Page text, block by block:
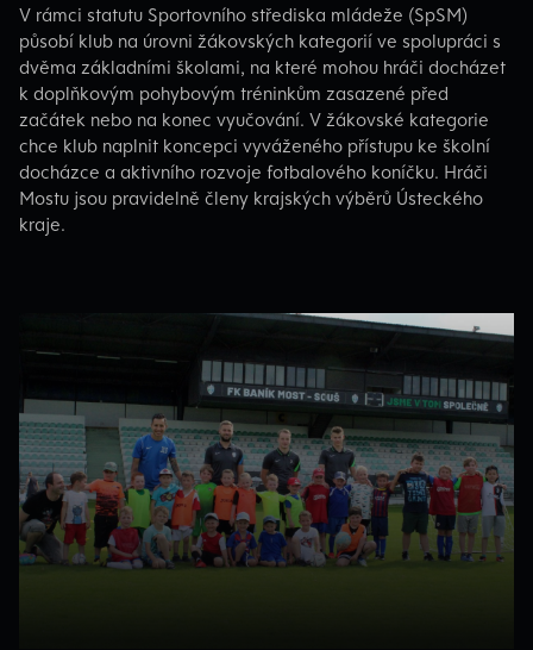
V rámci statutu Sportovního střediska mládeže (SpSM)
působí klub na úrovni žákovských kategorií ve spolupráci s
dvěma základními školami, na které mohou hráči docházet
k doplňkovým pohybovým tréninkům zasazené před
začátek nebo na konec vyučování. V žákovské kategorie
chce klub naplnit koncepci vyváženého přístupu ke školní
docházce a aktivního rozvoje fotbalového koníčku. Hráči
Mostu jsou pravidelně členy krajských výběrů Ústeckého
kraje.